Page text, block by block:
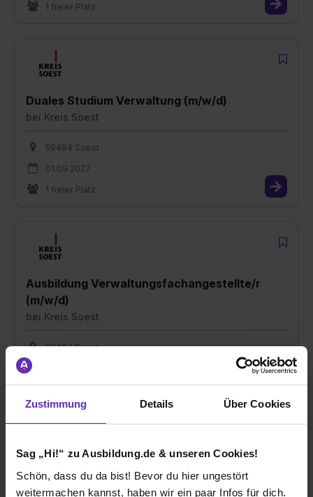
Zustimmung Details Über Cookies
Sag „Hi!“ zu Ausbildung.de & unseren Cookies!
Schön, dass du da bist! Bevor du hier ungestört
weitermachen kannst, haben wir ein paar Infos für dich.
1 freier Platz
Duales Studium Verwaltung (m/w/d)
bei Kreis Soest
59494 Soest
01.09.2027
1 freier Platz
Ausbildung Verwaltungsfachangestellte/r
(m/w/d)
bei Kreis Soest
59494 Soest
1 freier Platz
Duales Studium Soziale Arbeit (m/w/d) in 2026